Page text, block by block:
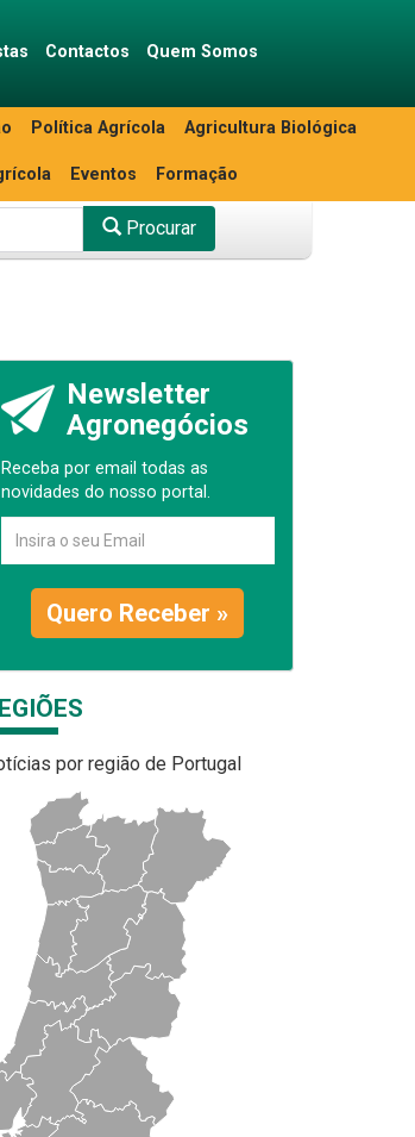
Contactos Quem Somos
Política Agrícola Agricultura Biológica
Eventos Formação
Procurar
Newsletter
Agronegócios
Receba por email todas as
novidades do nosso portal.
Quero Receber »
por região de Portugal